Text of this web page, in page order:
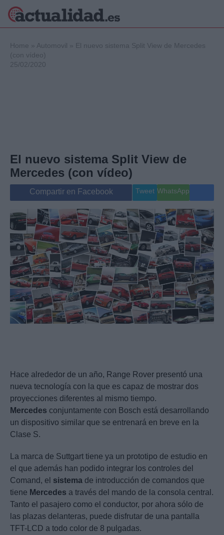
Internacional
Viajes
Gente
Musica
Home » Automovil » El nuevo sistema Split View de Mercedes
(con vídeo)
25/02/2020
El nuevo sistema Split View de
Mercedes (con vídeo)
Compartir en Facebook Tweet WhatsApp
Hace alrededor de un año, Range Rover presentó una
nueva tecnología con la que es capaz de mostrar dos
proyecciones diferentes al mismo tiempo.
Mercedes conjuntamente con Bosch está desarrollando
un dispositivo similar que se entrenará en breve en la
Clase S.
La marca de Suttgart tiene ya un prototipo de estudio en
el que además han podido integrar los controles del
Comand, el sistema de introducción de comandos que
tiene Mercedes a través del mando de la consola central.
Tanto el pasajero como el conductor, por ahora sólo de
las plazas delanteras, puede disfrutar de una pantalla
TFT-LCD a todo color de 8 pulgadas.